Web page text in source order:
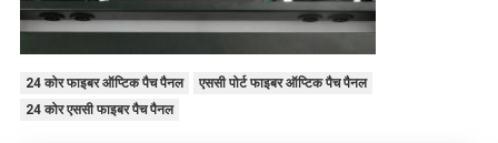
24 कोर फाइबर ऑप्टिक पैच पैनल
एससी पोर्ट फाइबर ऑप्टिक पैच पैनल
24 कोर एससी फाइबर पैच पैनल